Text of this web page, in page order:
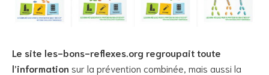
Le site les-bons-reflexes.org regroupait toute
l’information sur la prévention combinée, mais aussi la